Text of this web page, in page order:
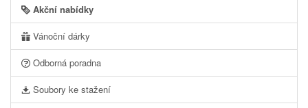
Akční nabídky
Vánoční dárky
Odborná poradna
Soubory ke stažení